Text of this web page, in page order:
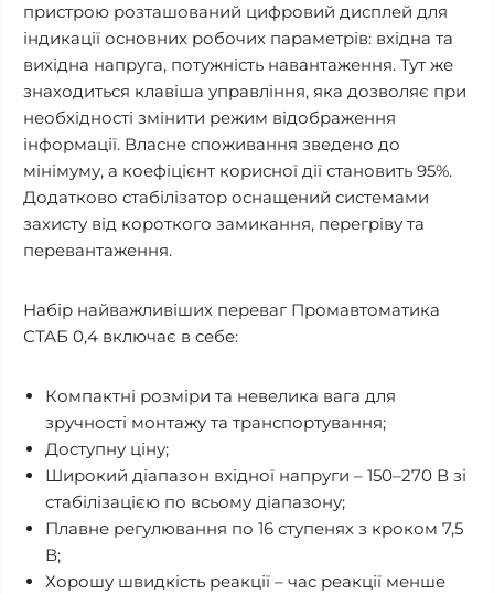
пристрою розташований цифровий дисплей для
індикації основних робочих параметрів: вхідна та
вихідна напруга, потужність навантаження. Тут же
знаходиться клавіша управління, яка дозволяє при
необхідності змінити режим відображення
інформації. Власне споживання зведено до
мінімуму, а коефіцієнт корисної дії становить 95%.
Додатково стабілізатор оснащений системами
захисту від короткого замикання, перегріву та
перевантаження.
Набір найважливіших переваг Промавтоматика
СТАБ 0,4 включає в себе:
Компактні розміри та невелика вага для
зручності монтажу та транспортування;
Доступну ціну;
Широкий діапазон вхідної напруги – 150–270 В зі
стабілізацією по всьому діапазону;
Плавне регулювання по 16 ступенях з кроком 7,5
В;
Хорошу швидкість реакції – час реакції менше